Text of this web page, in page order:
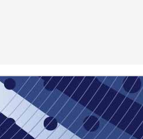
מהעתיד, רוצה גם להוכיח את זה,
שהוא מאוד מבוסס מוח. אני יכול
במוח", הוא אומר. "עכשיו, אני
שונות, עד שנקבל התנהגות אוטיסטית".